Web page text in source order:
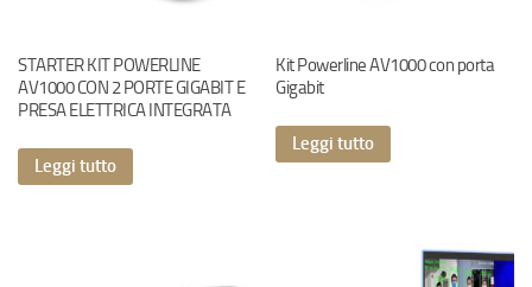
STARTER KIT POWERLINE
AV1000 CON 2 PORTE GIGABIT E
PRESA ELETTRICA INTEGRATA
Leggi tutto
Kit Powerline AV1000 con porta
Gigabit
Leggi tutto